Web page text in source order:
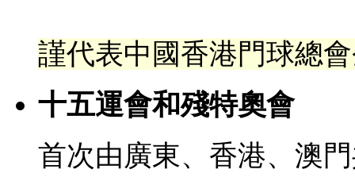
謹代表中國香港門球總
十五運會和殘特奧會
首次由廣東、香港、澳